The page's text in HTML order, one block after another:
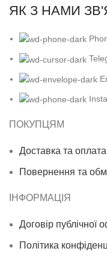
ЯК З НАМИ
ПОКУПЦЯМ
Доставка та оплата
Повернення та
ІНФОРМАЦІЯ
Договір публічної
Політика